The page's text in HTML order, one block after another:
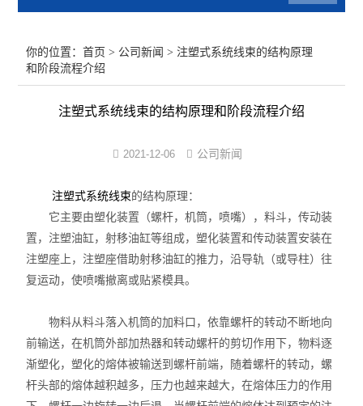
数控电气柜
电子手轮
注塑式系统线束
立式多级离心泵
发那科电抗器
数控连接器
中心出水
你的位置：首页 > 公司新闻 > 注塑式系统线束的结构原理
和阶段流程介绍
注塑式系统线束的结构原理和阶段流程介绍
2021-12-06 公司新闻
注塑式系统线束的结构原理：
它主要由塑化装置（螺杆，机筒，喷嘴），料斗，传动装
置，注塑油缸，射移油缸等组成，塑化装置和传动装置安装在
注塑座上，注塑座借助射移油缸的推力，沿导轨（或导柱）往
复运动，使喷嘴撤离或贴紧模具。
物料从料斗落入机筒的加料口，依靠螺杆的转动不断地向
前输送，在机筒外部加热器和转动螺杆的剪切作用下，物料逐
渐塑化，塑化的熔体被输送到螺杆前端，随着螺杆的转动，螺
杆头部的熔体越积越多，压力也越来越大，在熔体压力的作用